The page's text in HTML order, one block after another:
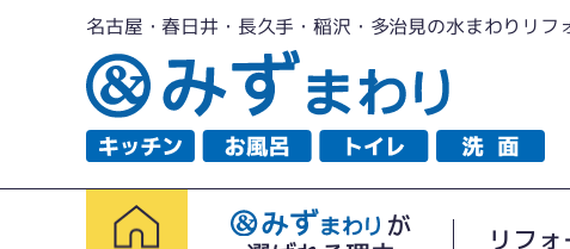
名古屋・春日井・長久手・稲沢・多治見の水まわりリフ
が
リフ